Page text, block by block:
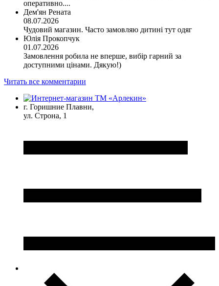
оперативно....
Дем'ян Рената
08.07.2026
Чудовий магазин. Часто замовляю дитині тут одяг
Юлія Прокопчук
01.07.2026
Замовлення робила не вперше, вибір гарний за
доступними цінами. Дякую!)
Читать все комментарии
г. Горишние Плавни,
ул. Строна, 1